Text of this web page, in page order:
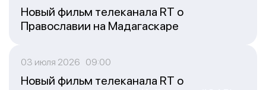
Новый фильм телеканала RT о
Православии на Мадагаскаре
03 июля 2026 09:00
Новый фильм телеканала RT о